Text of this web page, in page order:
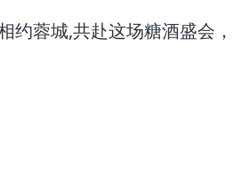
约蓉城,共赴这场糖酒盛会